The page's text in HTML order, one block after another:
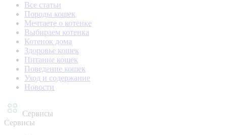
Все статьи
Породы кошек
Мечтаете о котенке
Выбираем котенка
Котенок дома
Здоровье кошек
Питание кошек
Поведение кошек
Уход и содержание
Новости
Сервисы
Сервисы